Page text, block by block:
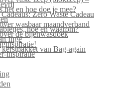
en hoe doe je mee?
Zero Waste Cadeau
wasbaar maandverband
hoe en waarom?
de bijenwasdoek
Inge
van Bag-again
inspiratie